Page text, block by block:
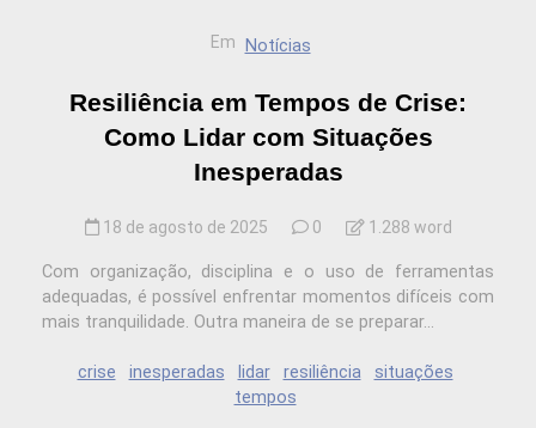
Em Notícias
Resiliência em Tempos de Crise:
Como Lidar com Situações
Inesperadas
18 de agosto de 2025 0 1.288 word
Com organização, disciplina e o uso de ferramentas
adequadas, é possível enfrentar momentos difíceis com
mais tranquilidade. Outra maneira de se preparar...
crise inesperadas lidar resiliência
situações
tempos